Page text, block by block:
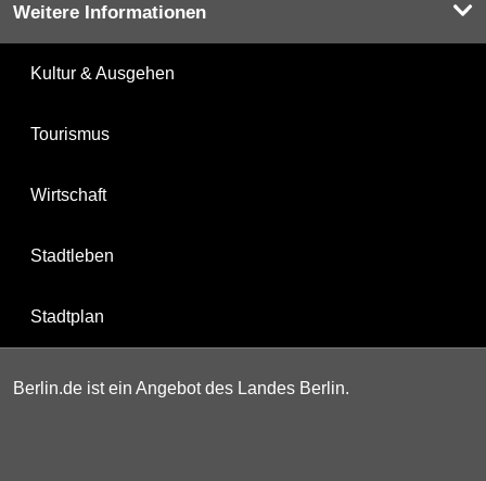
Weitere Informationen
Kultur & Ausgehen
Tourismus
Wirtschaft
Stadtleben
Stadtplan
Berlin.de ist ein Angebot des Landes Berlin.